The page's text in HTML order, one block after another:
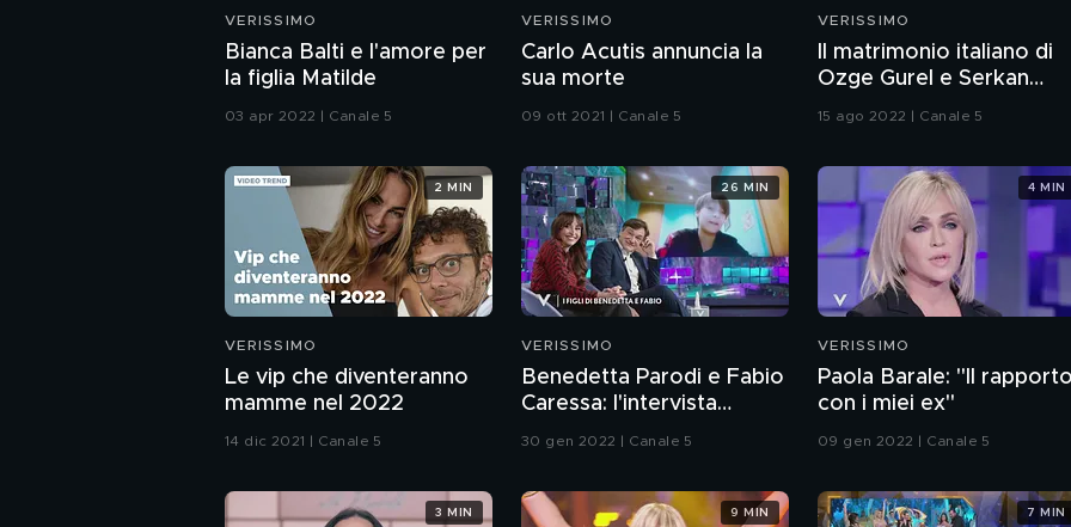
VERISSIMO
Bianca Balti e l'amore per
la figlia Matilde
03 apr 2022 | Canale 5
VERISSIMO
Carlo Acutis annuncia la
sua morte
09 ott 2021 | Canale 5
VERISSIMO
Il matrimonio italiano di
Ozge Gurel e Serkan
15 ago 2022 | Canale 5
VERISSIMO
Le vip che diventeranno
mamme nel 2022
14 dic 2021 | Canale 5
2 MIN
VERISSIMO
Benedetta Parodi e Fabio
Caressa: l'intervista
30 gen 2022 | Canale 5
26 MIN
VERISSIMO
Paola Barale: "Il rapporto
con i miei ex"
09 gen 2022 | Canale 5
4 MIN
3 MIN 9 MIN 7 MIN